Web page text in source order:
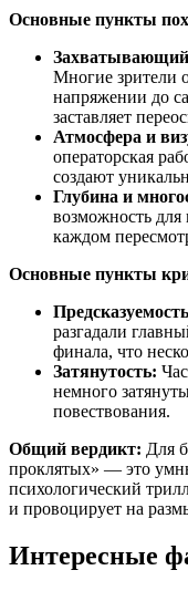
Основные пункты
Многие зрители
напряжении до
заставляет
Атмосфера и
операторская
создают
Глубина и
возможность для
каждом
Основные пункты
разгадали
финала, что
Затянутость:
немного
повествования.
Общий вердикт: Для
проклятых» — это
психологический
и провоцирует на
Интересные